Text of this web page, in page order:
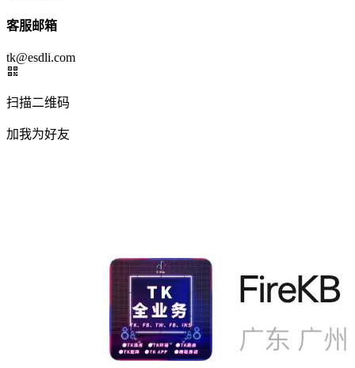
客服邮箱
tk@esdli.com
扫描二维码
加我为好友